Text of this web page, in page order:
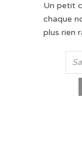
Un petit
chaque
plus rien